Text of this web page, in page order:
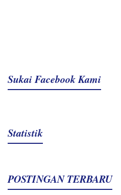
Sukai Facebook Kami
Statistik
POSTINGAN TERBARU